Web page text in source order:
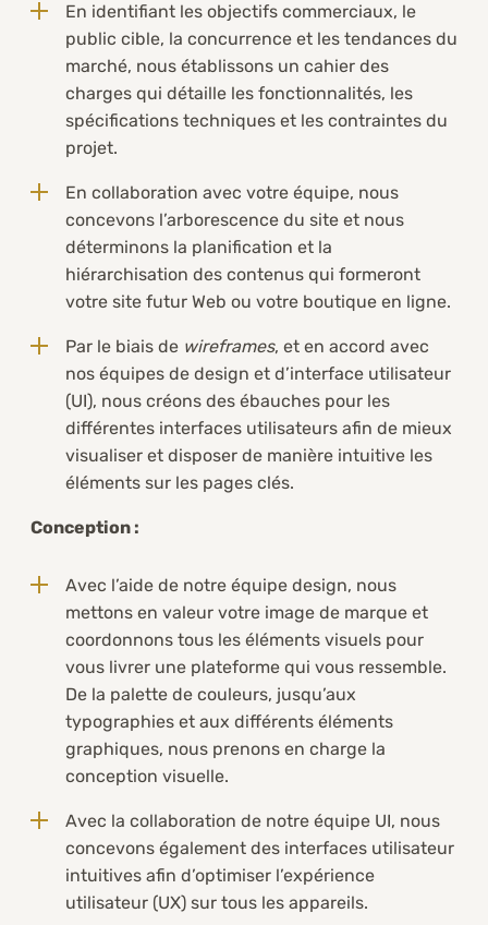
En identifiant les objectifs commerciaux, le
public cible, la concurrence et les tendances du
marché, nous établissons un cahier des
charges qui détaille les fonctionnalités, les
spécifications techniques et les contraintes du
projet.
En collaboration avec votre équipe, nous
concevons l’arborescence du site et nous
déterminons la planification et la
hiérarchisation des contenus qui formeront
votre site futur Web ou votre boutique en ligne.
Par le biais de wireframes, et en accord avec
nos équipes de design et d’interface utilisateur
(UI), nous créons des ébauches pour les
différentes interfaces utilisateurs afin de mieux
visualiser et disposer de manière intuitive les
éléments sur les pages clés.
Conception :
Avec l’aide de notre équipe design, nous
mettons en valeur votre image de marque et
coordonnons tous les éléments visuels pour
vous livrer une plateforme qui vous ressemble.
De la palette de couleurs, jusqu’aux
typographies et aux différents éléments
graphiques, nous prenons en charge la
conception visuelle.
Avec la collaboration de notre équipe UI, nous
concevons également des interfaces utilisateur
intuitives afin d’optimiser l’expérience
utilisateur (UX) sur tous les appareils.